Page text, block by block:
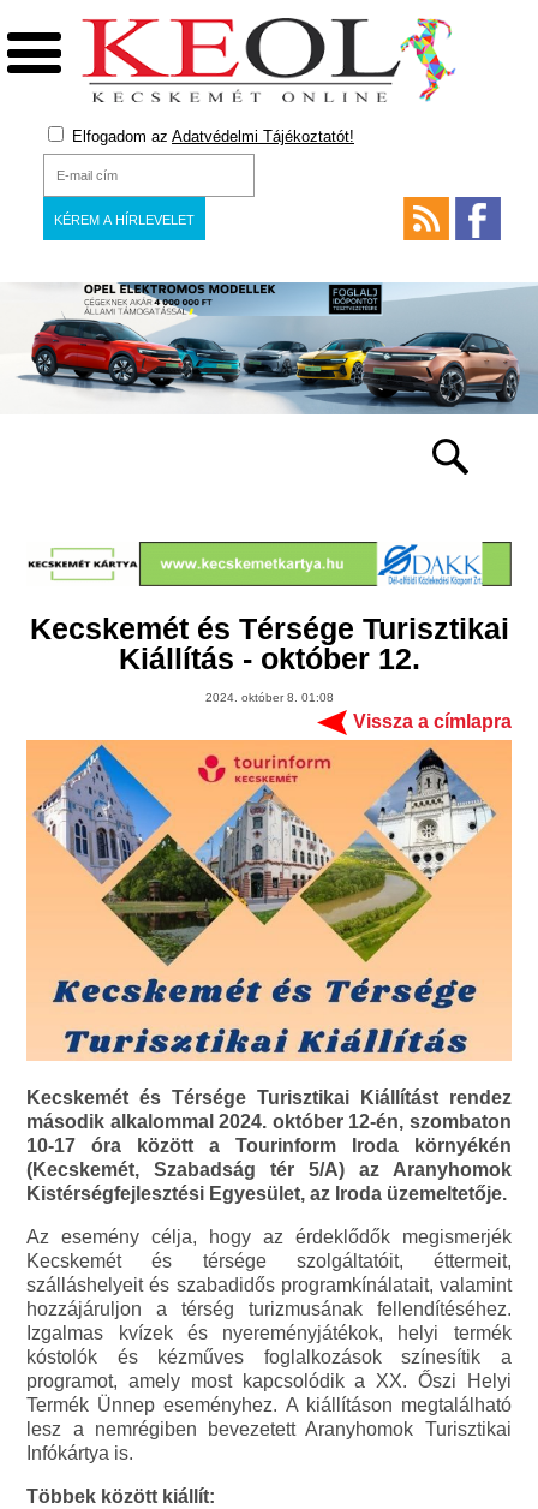
Elfogadom az Adatvédelmi Tájékoztatót!
Kecskemét és Térsége Turisztikai
Kiállítás - október 12.
2024. október 8. 01:08
Vissza a címlapra
Kecskemét és Térsége Turisztikai Kiállítást rendez
második alkalommal 2024. október 12-én, szombaton
10-17 óra között a Tourinform Iroda környékén
(Kecskemét, Szabadság tér 5/A) az Aranyhomok
Kistérségfejlesztési Egyesület, az Iroda üzemeltetője.
Az esemény célja, hogy az érdeklődők megismerjék
Kecskemét és térsége szolgáltatóit, éttermeit,
szálláshelyeit és szabadidős programkínálatait, valamint
hozzájáruljon a térség turizmusának fellendítéséhez.
Izgalmas kvízek és nyereményjátékok, helyi termék
kóstolók és kézműves foglalkozások színesítik a
programot, amely most kapcsolódik a XX. Őszi Helyi
Termék Ünnep eseményhez. A kiállításon megtalálható
lesz a nemrégiben bevezetett Aranyhomok Turisztikai
Infókártya is.
Többek között kiállít: